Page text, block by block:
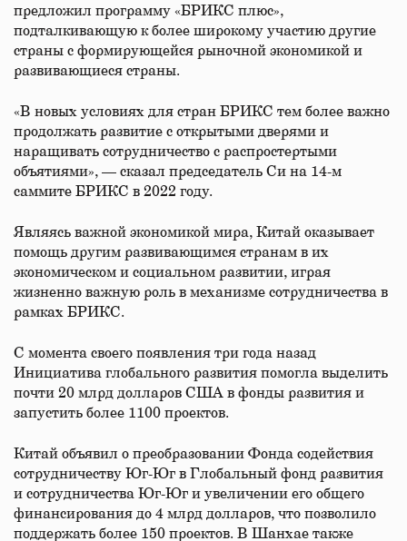
предложил программу «БРИКС плюс»,
подталкивающую к более широкому участию другие
страны с формирующейся рыночной экономикой и
развивающиеся страны.
«В новых условиях для стран БРИКС тем более важно
продолжать развитие с открытыми дверями и
наращивать сотрудничество с распростертыми
объятиями», — сказал председатель Си на 14-м
саммите БРИКС в 2022 году.
Являясь важной экономикой мира, Китай оказывает
помощь другим развивающимся странам в их
экономическом и социальном развитии, играя
жизненно важную роль в механизме сотрудничества в
рамках БРИКС.
С момента своего появления три года назад
Инициатива глобального развития помогла выделить
почти 20 млрд долларов США в фонды развития и
запустить более 1100 проектов.
Китай объявил о преобразовании Фонда содействия
сотрудничеству Юг-Юг в Глобальный фонд развития
и сотрудничества Юг-Юг и увеличении его общего
финансирования до 4 млрд долларов, что позволило
поддержать более 150 проектов. В Шанхае также